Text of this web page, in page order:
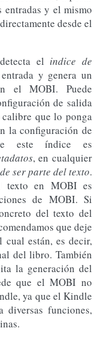
entradas y el mismo
desde el
el indice de
y genera un
el MOBI. Puede
de salida
que lo ponga
la configuración de
este índice es
, en cualquier
ser parte del texto.
texto en MOBI es
de MOBI. Si
del texto del
que deje
cual están, es decir,
del libro. También
la generación del
que el MOBI no
ya que el Kindle
diversas funciones,